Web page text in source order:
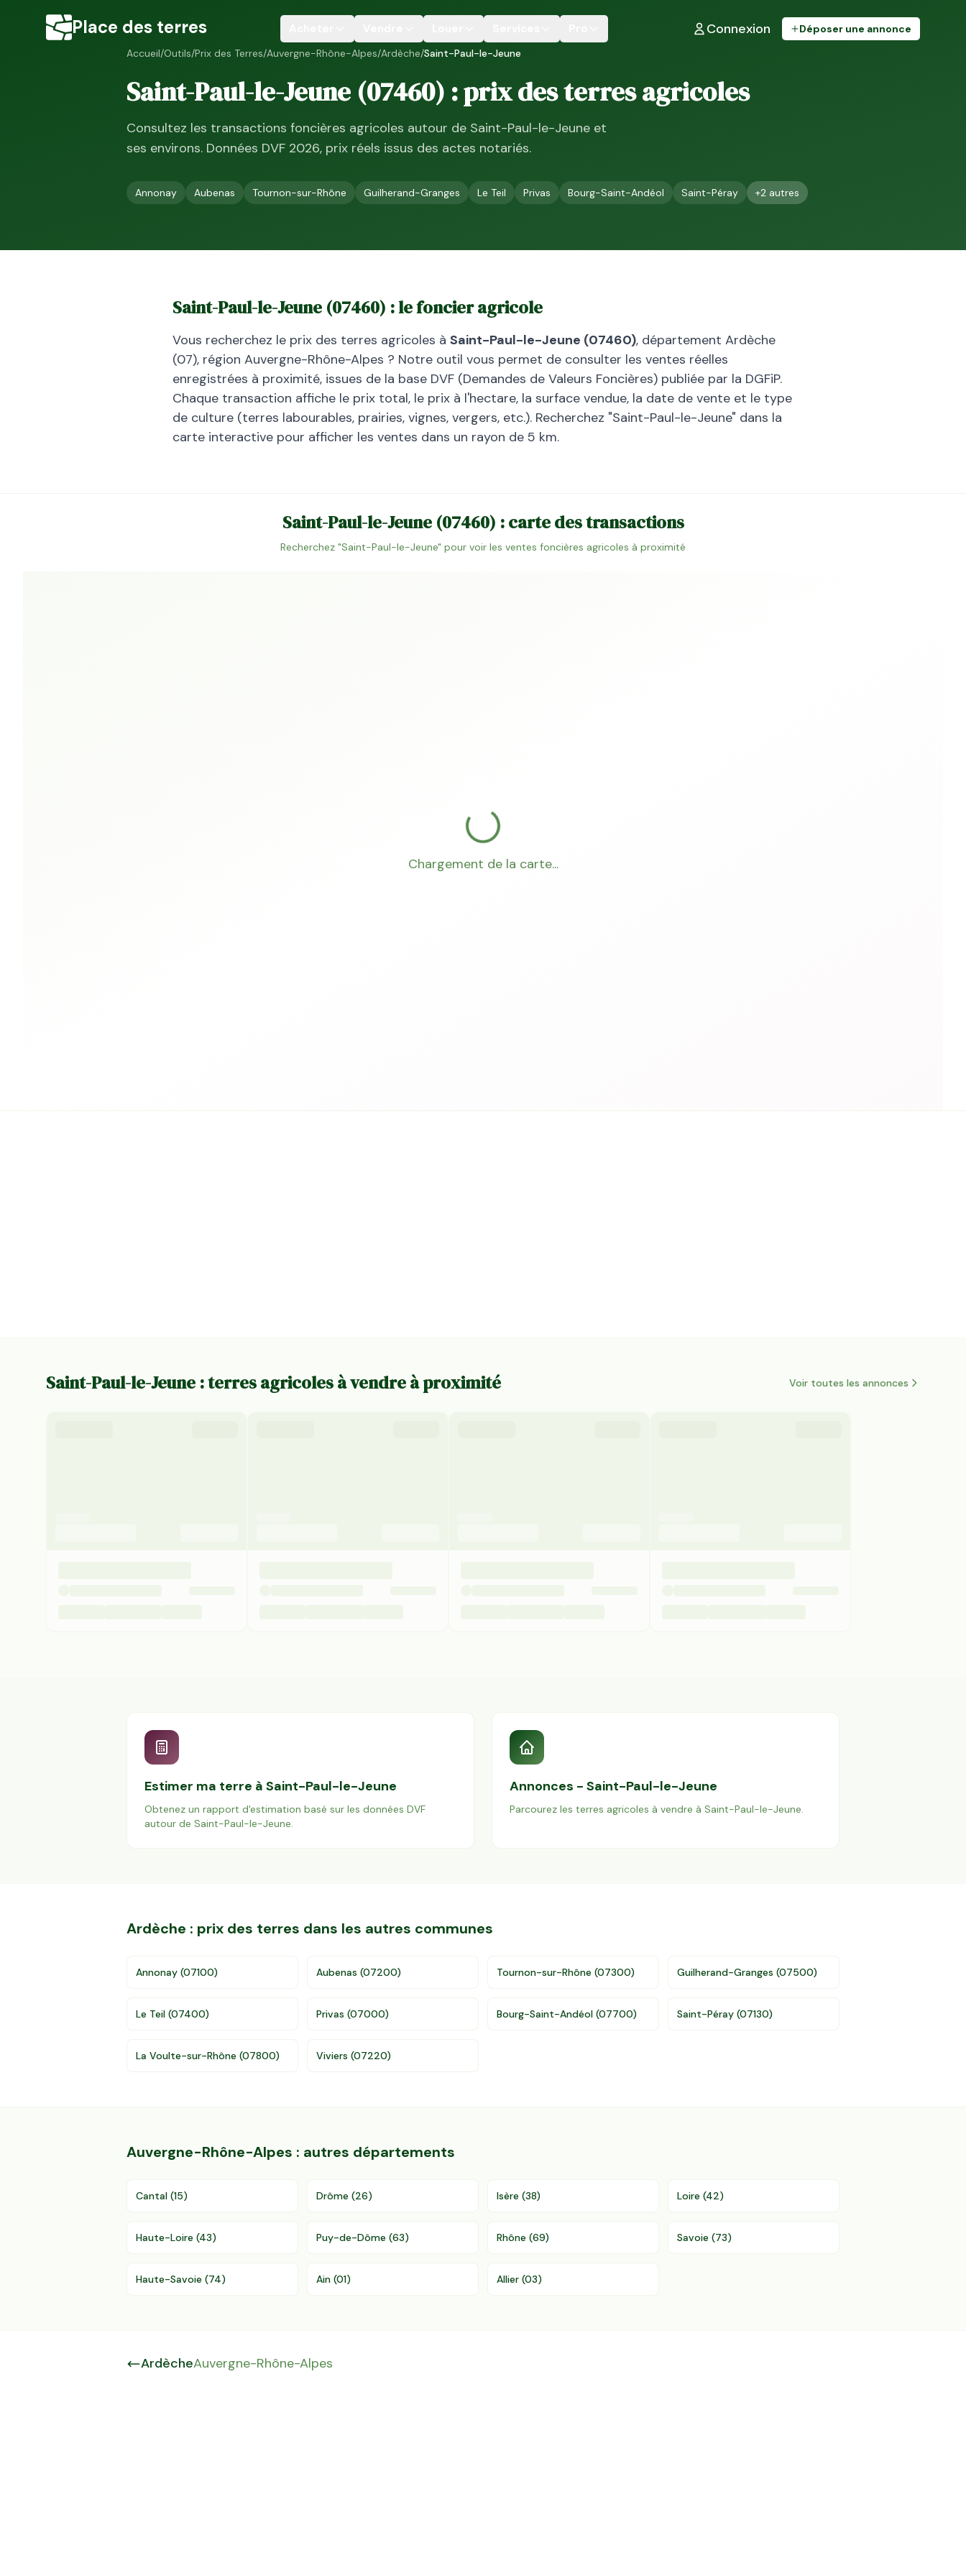
Place des terres Connexion
Déposer une annonce
Accueil/Outils/Prix des Terres/Auvergne-Rhône-Alpes/Ardèche/Saint-Paul-le-Jeune
Saint-Paul-le-Jeune (07460) : prix des terres agricoles
Consultez les transactions foncières agricoles autour de Saint-Paul-le-Jeune et
ses environs. Données DVF 2026, prix réels issus des actes notariés.
Annonay Aubenas Tournon-sur-Rhône Guilherand-Granges Le Teil Privas Bourg-Saint-Andéol Saint-Péray +2 autres
Saint-Paul-le-Jeune (07460) : le foncier agricole
Vous recherchez le prix des terres agricoles à Saint-Paul-le-Jeune (07460), département Ardèche
(07), région Auvergne-Rhône-Alpes ? Notre outil vous permet de consulter les ventes réelles
enregistrées à proximité, issues de la base DVF (Demandes de Valeurs Foncières) publiée par la DGFiP.
Chaque transaction affiche le prix total, le prix à l'hectare, la surface vendue, la date de vente et le type
de culture (terres labourables, prairies, vignes, vergers, etc.). Recherchez "Saint-Paul-le-Jeune" dans la
carte interactive pour afficher les ventes dans un rayon de 5 km.
Saint-Paul-le-Jeune(07460) : carte des transactions
Recherchez "Saint-Paul-le-Jeune" pour voir les ventes foncières agricoles à proximité
Chargement de la carte...
Saint-Paul-le-Jeune : terres agricoles à vendre à proximité Voir toutes les annonces
Estimer ma terre à Saint-Paul-le-Jeune
Obtenez un rapport d'estimation basé sur les données DVF
autour de Saint-Paul-le-Jeune.
Annonces - Saint-Paul-le-Jeune
Parcourez les terres agricoles à vendre à Saint-Paul-le-Jeune.
Ardèche : prix des terres dans les autres communes
Annonay (07100) Aubenas (07200) Tournon-sur-Rhône (07300) Guilherand-Granges (07500)
Le Teil (07400) Privas (07000) Bourg-Saint-Andéol (07700) Saint-Péray (07130)
La Voulte-sur-Rhône (07800) Viviers (07220)
Auvergne-Rhône-Alpes : autres départements
Cantal (15) Drôme (26) Isère (38) Loire (42)
Haute-Loire (43) Puy-de-Dôme (63) Rhône (69) Savoie (73)
Haute-Savoie (74) Ain (01) Allier (03)
ArdècheAuvergne-Rhône-Alpes